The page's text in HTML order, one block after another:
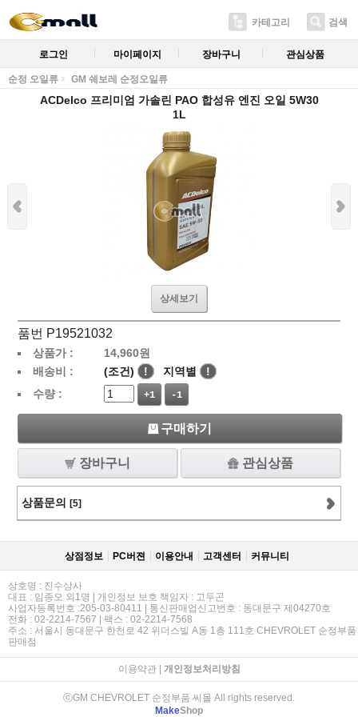
카테고리 검색
로그인 마이페이지 장바구니 관심상품
순정 오일류 GM 쉐보레 순정오일류
ACDelco 프리미엄 가솔린 PAO 합성유 엔진 오일 5W30
1L
상세보기
품번 P19521032
상품가 : 14,960원
배송비 :
(조건) ! 지역별
!
수량 :
+1 -1
구매하기
장바구니 관심상품
상품문의 [5]
상점정보 PC버젼 이용안내 고객센터 커뮤니티
상호명 : 진수상사
대표 : 임종오 외1명 | 개인정보 보호 책임자 : 고두곤
사업자등록번호 :205-03-80411 | 통신판매업신고번호 : 동대문구 제04270호
전화 : 02-2214-7567 | 팩스 : 02-2214-7568
주소 : 서울시 동대문구 한천로 42 위더스빌 A동 1층 111호 CHEVROLET 순정부품
판매점
이용약관| 개인정보처리방침
ⓒGM CHEVROLET 순정부품 씨몰 All rights reserved.
MakeShop